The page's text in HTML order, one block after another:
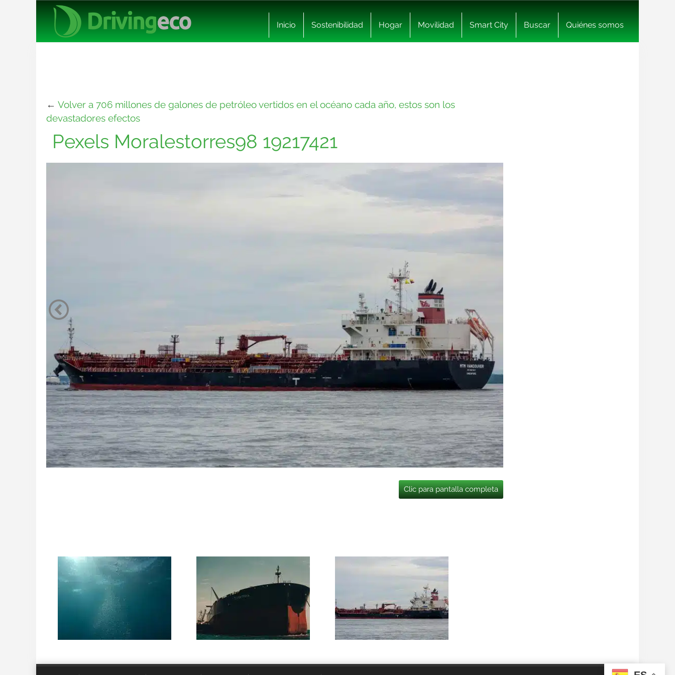
Inicio Sostenibilidad Hogar Movilidad Smart City Buscar Quiénes somos
← Volver a 706 millones de galones de petróleo vertidos en el océano cada año, estos son los
devastadores efectos
Pexels Moralestorres98 19217421
Clic para pantalla completa